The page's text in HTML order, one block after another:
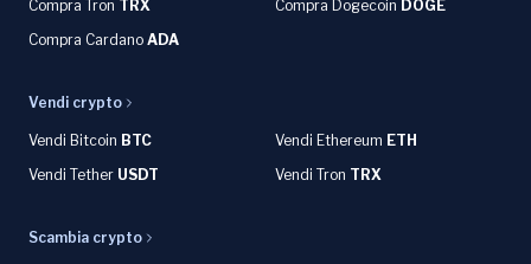
Compra Tron TRX Compra Dogecoin DOGE
Compra Cardano ADA
Vendi crypto
Vendi Bitcoin BTC Vendi Ethereum ETH
Vendi Tether USDT Vendi Tron TRX
Scambia crypto